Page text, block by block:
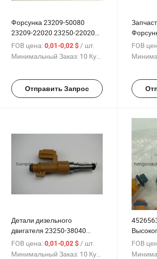
Форсунка 23209-50080
23209-22020 23250-22020
23209-28030 23250-28030
FOB цена:0,01-0,02 $/ шт.
Минимальный Заказ: 10 Куски
Отправить Запрос
1nz 2nz
FOB
Детали дизельного
двигателя 23250-38040
Форсунка топлива
FOB цена:0,01-0,02 $ / шт.
Минимальный Заказ: 10 Куски
FOB